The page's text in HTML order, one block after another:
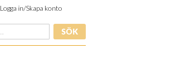
Logga in/Skapa konto
SÖK